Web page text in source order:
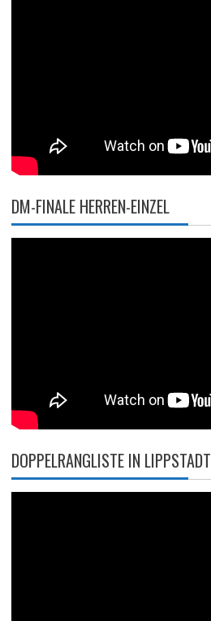
DM-FINALE HERREN-EINZEL
DOPPELRANGLISTE IN LIPPSTADT